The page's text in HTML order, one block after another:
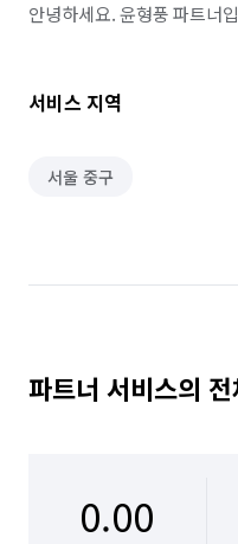
안녕하세요. 윤형풍 파트너
서비스 지역
서울 중구
파트너 서비스의
0.00